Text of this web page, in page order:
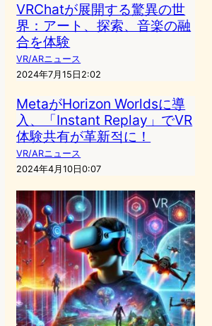
VRChatが展開する驚異の世
界：アート、探索、音楽の融
合を体験
VR/ARニュース
2024年7月15日2:02
MetaがHorizon Worldsに導
入、「Instant Replay」でVR
体験共有が革新적に！
VR/ARニュース
2024年4月10日0:07